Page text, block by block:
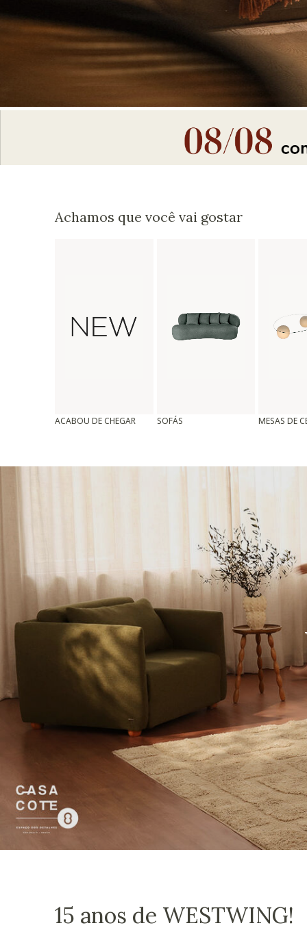
Achamos que você vai gostar
ACABOU DE CHEGAR SOFÁS MESAS DE
15 anos de WESTWING!